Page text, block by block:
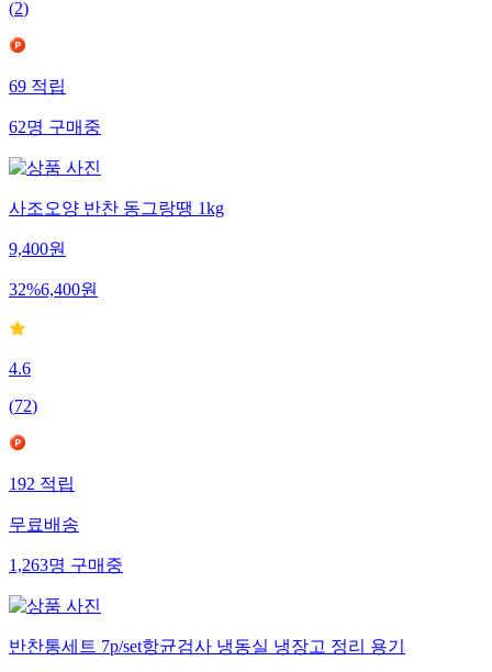
(2)
69적립
62명구매중
사조오양 반찬 동그랑땡 1kg
9,400원
32%6,400원
4.6
(72)
192적립
무료배송
1,263명구매중
반찬통세트 7p/set항균검사 냉동실 냉장고 정리 용기